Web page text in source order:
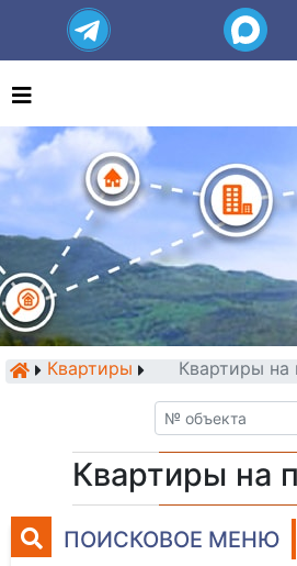
Квартиры Квартиры
Квартиры на
ПОИСКОВОЕ МЕНЮ